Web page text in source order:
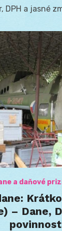
DPH a jasné
a daňové
– Dane,